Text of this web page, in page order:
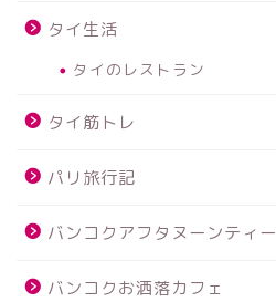
タイ生活
タイのレストラン
タイ筋トレ
パリ旅行記
バンコクアフタヌーンティー
バンコクお洒落カフェ